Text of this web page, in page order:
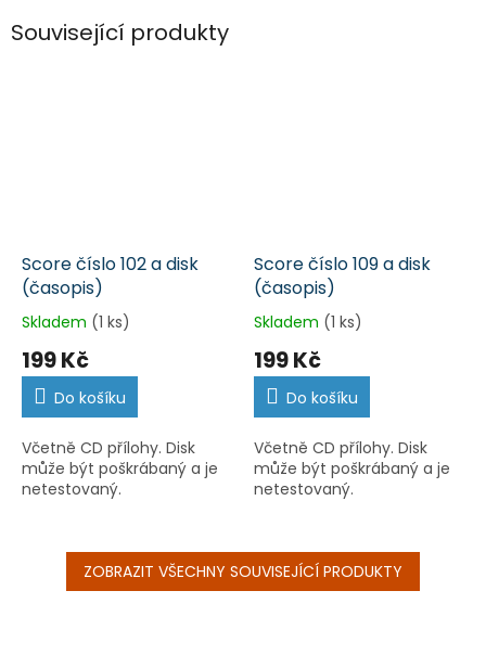
Související produkty
Score číslo 102 a disk
(časopis)
Skladem (1 ks)
199 Kč
Do košíku
Včetně CD přílohy. Disk
může být poškrábaný a je
netestovaný.
Score číslo 109 a disk
(časopis)
Skladem (1 ks)
199 Kč
Do košíku
Včetně CD přílohy. Disk
může být poškrábaný a je
netestovaný.
ZOBRAZIT VŠECHNY SOUVISEJÍCÍ PRODUKTY